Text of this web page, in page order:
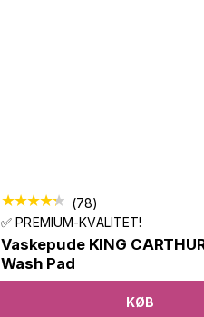
(78)
✅ PREMIUM-KVALITET!
Vaskepude KING
Wash Pad
KØB